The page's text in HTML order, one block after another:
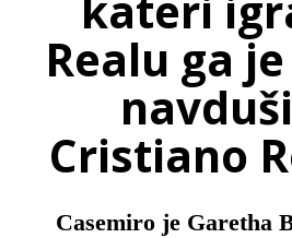
Realu ga
Cristiano
Casemiro je Garetha